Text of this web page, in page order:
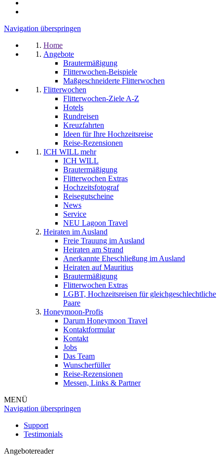
Navigation überspringen
Home
Angebote
Brautermäßigung
Flitterwochen-Beispiele
Maßgeschneiderte Flitterwochen
Flitterwochen
Flitterwochen-Ziele A-Z
Hotels
Rundreisen
Kreuzfahrten
Ideen für Ihre Hochzeitsreise
Reise-Rezensionen
ICH WILL mehr
ICH WILL
Brautermäßigung
Flitterwochen Extras
Hochzeitsfotograf
Reisegutscheine
News
Service
NEU Lagoon Travel
Heiraten im Ausland
Freie Trauung im Ausland
Heiraten am Strand
Anerkannte Eheschließung im Ausland
Heiraten auf Mauritius
Brautermäßigung
Flitterwochen Extras
LGBT, Hochzeitsreisen für gleichgeschlechtliche
Paare
Honeymoon-Profis
Darum Honeymoon Travel
Kontaktformular
Kontakt
Jobs
Das Team
Wunscherfüller
Reise-Rezensionen
Messen, Links & Partner
MENÜ
Navigation überspringen
Support
Testimonials
Angebotereader